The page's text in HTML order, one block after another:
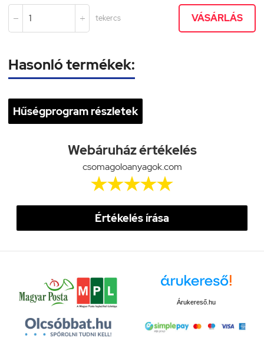
  tekercs VÁSÁRLÁS
Hasonló termékek:
Hűségprogram részletek
Webáruház értékelés
csomagoloanyagok.com

Értékelés írása
Árukereső.hu